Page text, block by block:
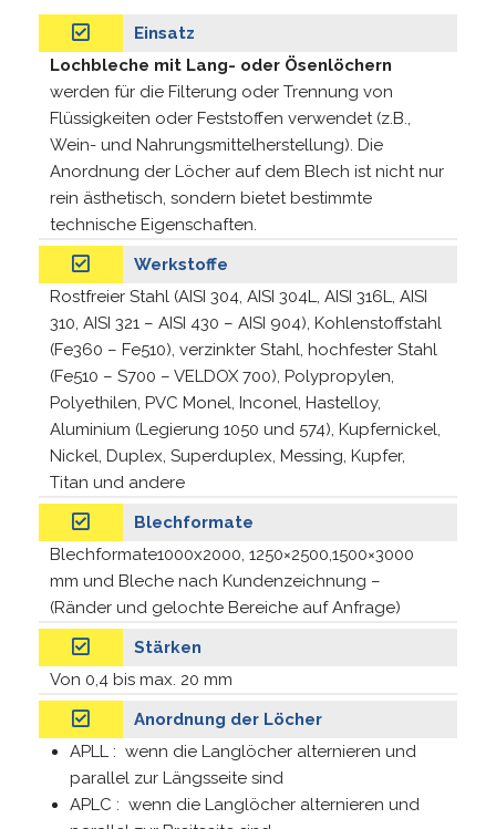
Einsatz
Lochbleche mit Lang- oder Ösenlöchern
werden für die Filterung oder Trennung von
Flüssigkeiten oder Feststoffen verwendet (z.B.,
Wein- und Nahrungsmittelherstellung). Die
Anordnung der Löcher auf dem Blech ist nicht nur
rein ästhetisch, sondern bietet bestimmte
technische Eigenschaften.
Werkstoffe
Rostfreier Stahl (AISI 304, AISI 304L, AISI 316L, AISI
310, AISI 321 – AISI 430 – AISI 904), Kohlenstoffstahl
(Fe360 – Fe510), verzinkter Stahl, hochfester Stahl
(Fe510 – S700 – VELDOX 700), Polypropylen,
Polyethilen, PVC Monel, Inconel, Hastelloy,
Aluminium (Legierung 1050 und 574), Kupfernickel,
Nickel, Duplex, Superduplex, Messing, Kupfer,
Titan und andere
Blechformate
Blechformate1000x2000, 1250×2500,1500×3000
mm und Bleche nach Kundenzeichnung –
(Ränder und gelochte Bereiche auf Anfrage)
Stärken
Von 0,4 bis max. 20 mm
Anordnung der Löcher
APLL : wenn die Langlöcher alternieren und
parallel zur Längsseite sind
APLC : wenn die Langlöcher alternieren und